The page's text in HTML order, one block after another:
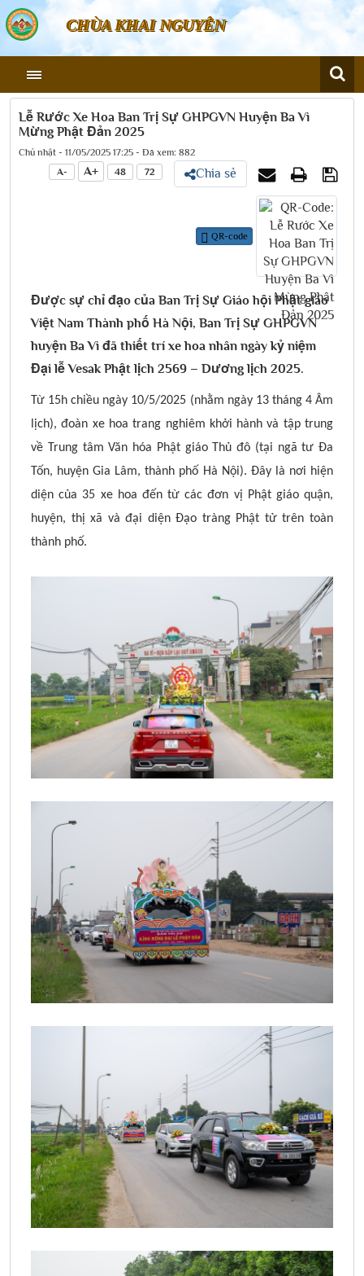
CHÙA KHAI NGUYÊN
Lễ Rước Xe Hoa Ban Trị Sự GHPGVN Huyện Ba Vì
Mừng Phật Đản 2025
Chủ nhật - 11/05/2025 17:25 - Đã xem: 882
A-
A+ 48 72 Chia sẻ
QR-code
Được sự chỉ đạo của Ban Trị Sự Giáo hội Phật giáo
Việt Nam Thành phố Hà Nội, Ban Trị Sự GHPGVN
huyện Ba Vì đã thiết trí xe hoa nhân ngày kỷ niệm
Đại lễ Vesak Phật lịch 2569 – Dương lịch 2025.
Từ 15h chiều ngày 10/5/2025 (nhằm ngày 13 tháng 4 Âm
lịch), đoàn xe hoa trang nghiêm khởi hành và tập trung
về Trung tâm Văn hóa Phật giáo Thủ đô (tại ngã tư Đa
Tốn, huyện Gia Lâm, thành phố Hà Nội). Đây là nơi hiện
diện của 35 xe hoa đến từ các đơn vị Phật giáo quận,
huyện, thị xã và đại diện Đạo tràng Phật tử trên toàn
thành phố.